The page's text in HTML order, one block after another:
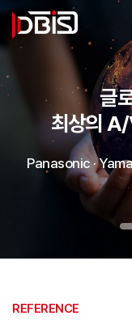
글
최상의 A/
Panasonic ·
REFERENCE